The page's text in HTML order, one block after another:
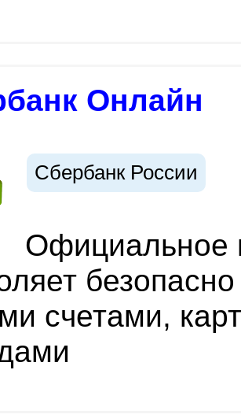
Онлайн
Сбербанк России
Официальное
счетами,